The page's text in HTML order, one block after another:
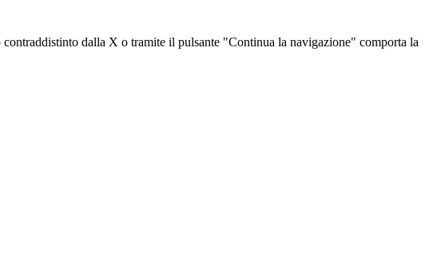
dalla X o tramite il pulsante "Continua la navigazione" comporta la